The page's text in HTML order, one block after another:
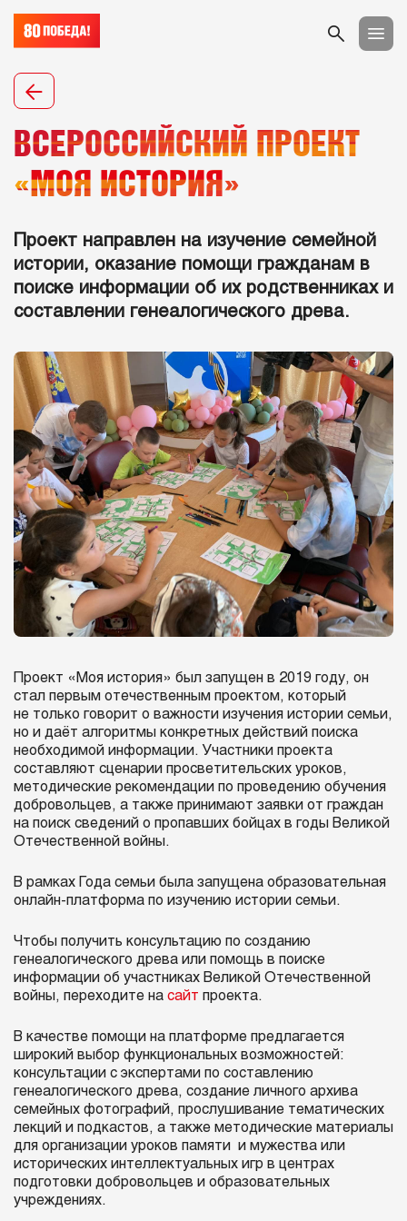
ВСЕРОССИЙСКИЙ ПРОЕКТ
«МОЯ ИСТОРИЯ»
Проект направлен на изучение семейной
истории, оказание помощи гражданам в
поиске информации об их родственниках и
составлении генеалогического древа.
Проект «Моя история» был запущен в 2019 году, он
стал первым отечественным проектом, который
не только говорит о важности изучения истории семьи,
но и даёт алгоритмы конкретных действий поиска
необходимой информации. Участники проекта
составляют сценарии просветительских уроков,
методические рекомендации по проведению обучения
добровольцев, а также принимают заявки от граждан
на поиск сведений о пропавших бойцах в годы Великой
Отечественной войны.
В рамках Года семьи была запущена образовательная
онлайн-платформа по изучению истории семьи.
Чтобы получить консультацию по созданию
генеалогического древа или помощь в поиске
информации об участниках Великой Отечественной
войны, переходите на сайт проекта.
В качестве помощи на платформе предлагается
широкий выбор функциональных возможностей:
консультации с экспертами по составлению
генеалогического древа, создание личного архива
семейных фотографий, прослушивание тематических
лекций и подкастов, а также методические материалы
для организации уроков памяти и мужества или
исторических интеллектуальных игр в центрах
подготовки добровольцев и образовательных
учреждениях.